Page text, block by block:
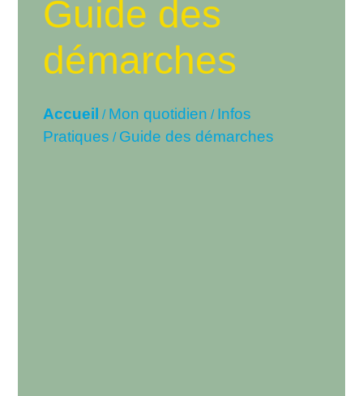
Guide des
démarches
Accueil / Mon quotidien / Infos
Pratiques / Guide des démarches